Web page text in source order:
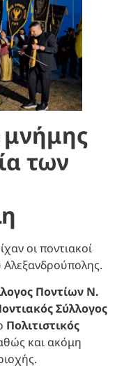
των
οι ποντιακοί
Αλεξανδρούπολης.
Ποντίων Ν.
Σύλλογος
Πολιτιστικός
και ακόμη